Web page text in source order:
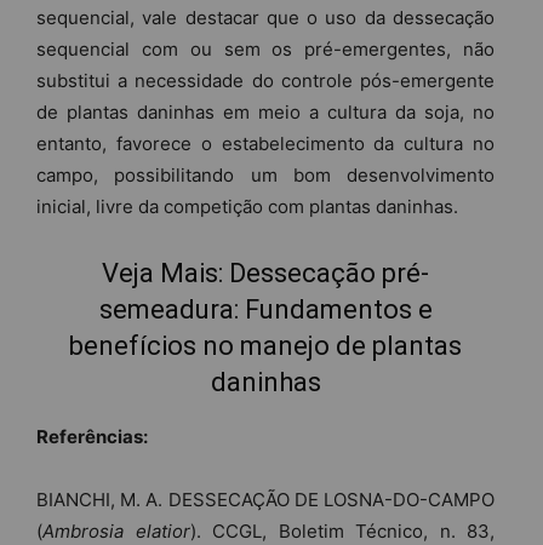
sequencial, vale destacar que o uso da dessecação
sequencial com ou sem os pré-emergentes, não
substitui a necessidade do controle pós-emergente
de plantas daninhas em meio a cultura da soja, no
entanto, favorece o estabelecimento da cultura no
campo, possibilitando um bom desenvolvimento
inicial, livre da competição com plantas daninhas.
Veja Mais: Dessecação pré-
semeadura: Fundamentos e
benefícios no manejo de plantas
daninhas
Referências:
BIANCHI, M. A. DESSECAÇÃO DE LOSNA-DO-CAMPO
(Ambrosia elatior). CCGL, Boletim Técnico, n. 83,